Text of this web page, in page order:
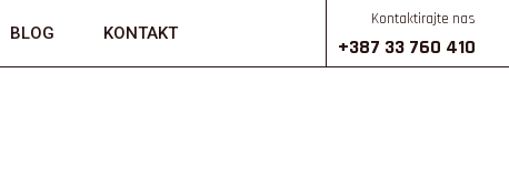
BLOG KONTAKT
Kontaktirajte nas
+387 33 760 410